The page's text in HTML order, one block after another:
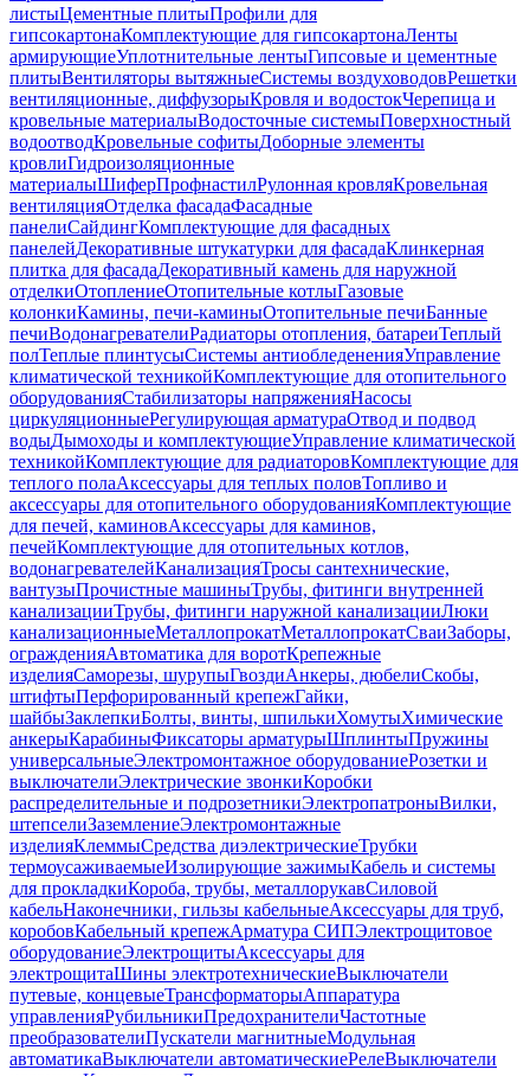
листыЦементные плитыПрофили для
гипсокартонаКомплектующие для гипсокартонаЛенты
армирующиеУплотнительные лентыГипсовые и цементные
плитыВентиляторы вытяжныеСистемы воздуховодовРешетки
вентиляционные, диффузорыКровля и водостокЧерепица и
кровельные материалыВодосточные системыПоверхностный
водоотводКровельные софитыДоборные элементы
кровлиГидроизоляционные
материалыШиферПрофнастилРулонная кровляКровельная
вентиляцияОтделка фасадаФасадные
панелиСайдингКомплектующие для фасадных
панелейДекоративные штукатурки для фасадаКлинкерная
плитка для фасадаДекоративный камень для наружной
отделкиОтоплениеОтопительные котлыГазовые
колонкиКамины, печи-каминыОтопительные печиБанные
печиВодонагревателиРадиаторы отопления, батареиТеплый
полТеплые плинтусыСистемы антиобледененияУправление
климатической техникойКомплектующие для отопительного
оборудованияСтабилизаторы напряженияНасосы
циркуляционныеРегулирующая арматураОтвод и подвод
водыДымоходы и комплектующиеУправление климатической
техникойКомплектующие для радиаторовКомплектующие для
теплого полаАксессуары для теплых половТопливо и
аксессуары для отопительного оборудованияКомплектующие
для печей, каминовАксессуары для каминов,
печейКомплектующие для отопительных котлов,
водонагревателейКанализацияТросы сантехнические,
вантузыПрочистные машиныТрубы, фитинги внутренней
канализацииТрубы, фитинги наружной канализацииЛюки
канализационныеМеталлопрокатМеталлопрокатСваиЗаборы,
огражденияАвтоматика для воротКрепежные
изделияСаморезы, шурупыГвоздиАнкеры, дюбелиСкобы,
штифтыПерфорированный крепежГайки,
шайбыЗаклепкиБолты, винты, шпилькиХомутыХимические
анкерыКарабиныФиксаторы арматурыШплинтыПружины
универсальныеЭлектромонтажное оборудованиеРозетки и
выключателиЭлектрические звонкиКоробки
распределительные и подрозетникиЭлектропатроныВилки,
штепселиЗаземлениеЭлектромонтажные
изделияКлеммыСредства диэлектрическиеТрубки
термоусаживаемыеИзолирующие зажимыКабель и системы
для прокладкиКороба, трубы, металлорукавСиловой
кабельНаконечники, гильзы кабельныеАксессуары для труб,
коробовКабельный крепежАрматура СИПЭлектрощитовое
оборудованиеЭлектрощитыАксессуары для
электрощитаШины электротехническиеВыключатели
путевые, концевыеТрансформаторыАппаратура
управленияРубильникиПредохранителиЧастотные
преобразователиПускатели магнитныеМодульная
автоматикаВыключатели автоматическиеРелеВыключатели